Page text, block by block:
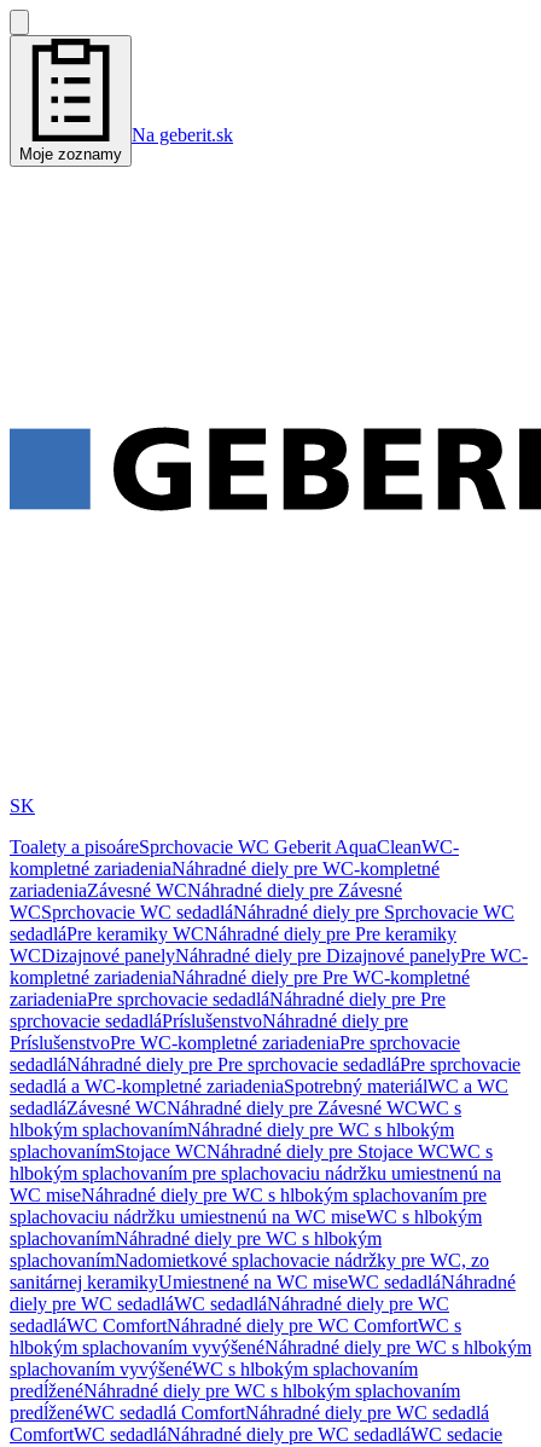
Moje zoznamy
Na geberit.sk
SK
Toalety a pisoáreSprchovacie WC Geberit AquaCleanWC-
kompletné zariadeniaNáhradné diely pre WC-kompletné
zariadeniaZávesné WCNáhradné diely pre Závesné
WCSprchovacie WC sedadláNáhradné diely pre Sprchovacie WC
sedadláPre keramiky WCNáhradné diely pre Pre keramiky
WCDizajnové panelyNáhradné diely pre Dizajnové panelyPre WC-
kompletné zariadeniaNáhradné diely pre Pre WC-kompletné
zariadeniaPre sprchovacie sedadláNáhradné diely pre Pre
sprchovacie sedadláPríslušenstvoNáhradné diely pre
PríslušenstvoPre WC-kompletné zariadeniaPre sprchovacie
sedadláNáhradné diely pre Pre sprchovacie sedadláPre sprchovacie
sedadlá a WC-kompletné zariadeniaSpotrebný materiálWC a WC
sedadláZávesné WCNáhradné diely pre Závesné WCWC s
hlbokým splachovanímNáhradné diely pre WC s hlbokým
splachovanímStojace WCNáhradné diely pre Stojace WCWC s
hlbokým splachovaním pre splachovaciu nádržku umiestnenú na
WC miseNáhradné diely pre WC s hlbokým splachovaním pre
splachovaciu nádržku umiestnenú na WC miseWC s hlbokým
splachovanímNáhradné diely pre WC s hlbokým
splachovanímNadomietkové splachovacie nádržky pre WC, zo
sanitárnej keramikyUmiestnené na WC miseWC sedadláNáhradné
diely pre WC sedadláWC sedadláNáhradné diely pre WC
sedadláWC ComfortNáhradné diely pre WC ComfortWC s
hlbokým splachovaním vyvýšenéNáhradné diely pre WC s hlbokým
splachovaním vyvýšenéWC s hlbokým splachovaním
predĺženéNáhradné diely pre WC s hlbokým splachovaním
predĺženéWC sedadlá ComfortNáhradné diely pre WC sedadlá
ComfortWC sedadláNáhradné diely pre WC sedadláWC sedacie